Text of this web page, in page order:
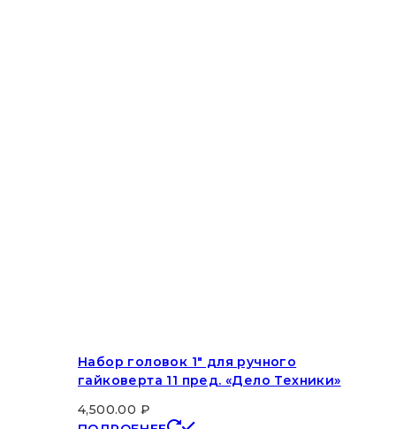
Набор головок 1″ для ручного
гайковерта 11 пред. «Дело Техники»
4,500.00 ₽